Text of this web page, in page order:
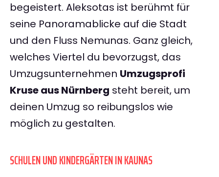
begeistert. Aleksotas ist berühmt für
seine Panoramablicke auf die Stadt
und den Fluss Nemunas. Ganz gleich,
welches Viertel du bevorzugst, das
Umzugsunternehmen Umzugsprofi
Kruse aus Nürnberg steht bereit, um
deinen Umzug so reibungslos wie
möglich zu gestalten.
SCHULEN UND KINDERGÄRTEN IN KAUNAS